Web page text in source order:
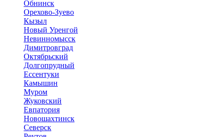
Обнинск
Орехово-Зуево
Кызыл
Новый Уренгой
Невинномысск
Димитровград
Октябрьский
Долгопрудный
Ессентуки
Камышин
Муром
Жуковский
Евпатория
Новошахтинск
Северск